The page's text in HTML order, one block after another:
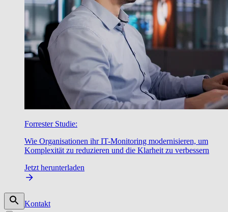
Forrester Studie:
Wie Organisationen ihr IT-Monitoring modernisieren, um
Komplexität zu reduzieren und die Klarheit zu verbessern
Jetzt herunterladen
Kontakt